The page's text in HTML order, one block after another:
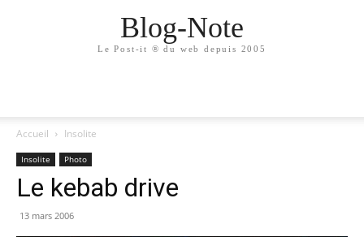
Blog-Note
Le Post-it ® du web depuis 2005
Accueil Insolite
Insolite Photo
Le kebab drive
13 mars 2006